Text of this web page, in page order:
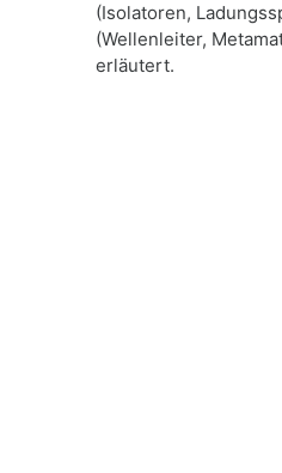
(Isolatoren,
(Wellenleiter,
erläutert.